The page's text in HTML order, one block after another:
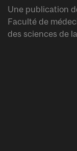
Une publication
Faculté de
des sciences de